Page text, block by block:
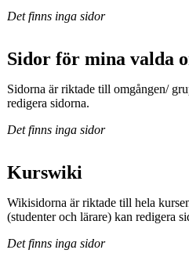
Det finns inga sidor
Sidor för mina valda
Sidorna är riktade till omgången/
redigera sidorna.
Det finns inga sidor
Kurswiki
Wikisidorna är riktade till hela
(studenter och lärare) kan redigera
Det finns inga sidor